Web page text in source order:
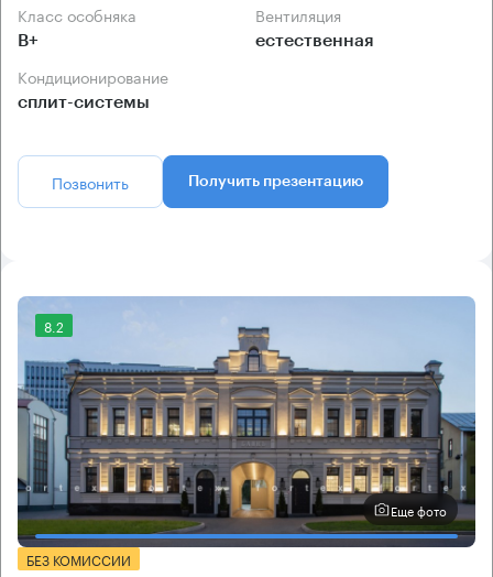
Класс особняка
B+
Вентиляция
естественная
Кондиционирование
сплит-системы
Позвонить Получить презентацию
8.2
Еще фото
БЕЗ КОМИССИИ